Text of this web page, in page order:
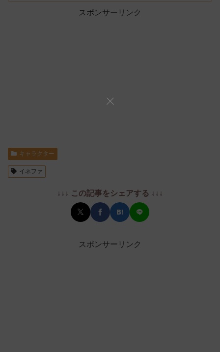
スポンサーリンク
キャラクター
イネファ
↓↓↓ この記事をシェアする ↓↓↓
スポンサーリンク